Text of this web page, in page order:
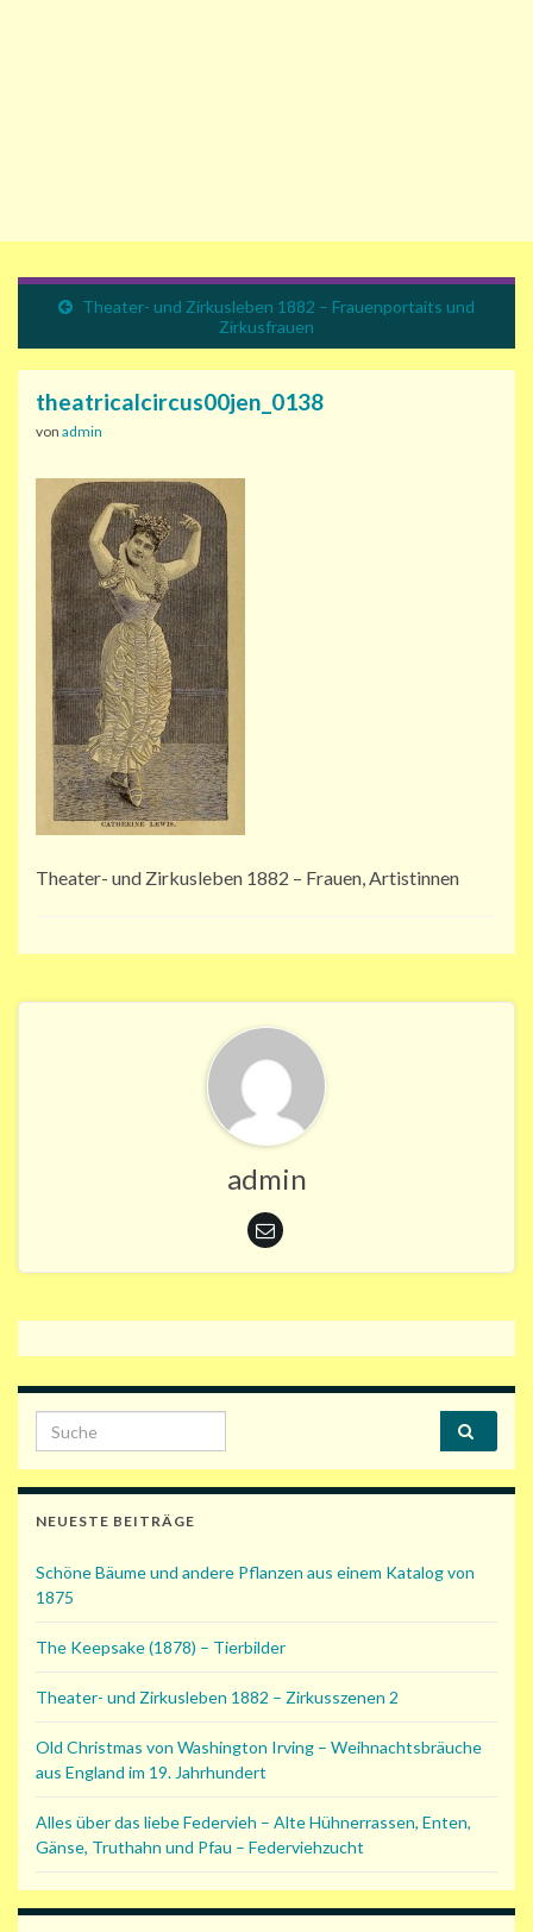
Theater- und Zirkusleben 1882 – Frauenportaits und
Zirkusfrauen
theatricalcircus00jen_0138
von admin
Theater- und Zirkusleben 1882 – Frauen, Artistinnen
admin
Search for:
NEUESTE BEITRÄGE
Schöne Bäume und andere Pflanzen aus einem Katalog von
1875
The Keepsake (1878) – Tierbilder
Theater- und Zirkusleben 1882 – Zirkusszenen 2
Old Christmas von Washington Irving – Weihnachtsbräuche
aus England im 19. Jahrhundert
Alles über das liebe Federvieh – Alte Hühnerrassen, Enten,
Gänse, Truthahn und Pfau – Federviehzucht